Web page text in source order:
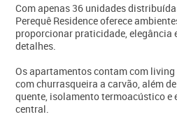
Com apenas 36 unidades
Perequê Residence oferece
proporcionar praticidade, elegância
detalhes.
Os apartamentos contam com
com churrasqueira a carvão, além
quente, isolamento termoacústico e
central.